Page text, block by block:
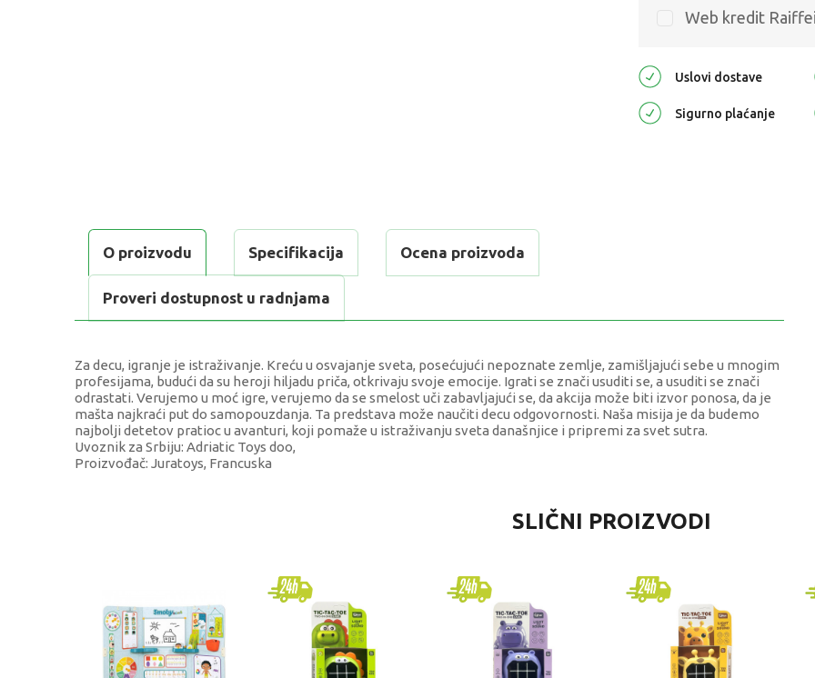
Web kredit
Uslovi dostave
Sigurno plaćanje
O proizvodu Specifikacija Ocena proizvoda
Proveri dostupnost u radnjama
Za decu, igranje je istraživanje. Kreću u osvajanje sveta, posećujući nepoznate zemlje, zamišljajući sebe u mnogim
profesijama, budući da su heroji hiljadu priča, otkrivaju svoje emocije. Igrati se znači usuditi se, a usuditi se znači
odrastati. Verujemo u moć igre, verujemo da se smelost uči zabavljajući se, da akcija može biti izvor ponosa, da je
mašta najkraći put do samopouzdanja. Ta predstava može naučiti decu odgovornosti. Naša misija je da budemo
najbolji detetov pratioc u avanturi, koji pomaže u istraživanju sveta današnjice i pripremi za svet sutra.
Uvoznik za Srbiju: Adriatic Toys doo,
Proizvođač: Juratoys, Francuska
Edukativne igračke za decu
Pol
Uzrast
SLIČNI PROIZVODI